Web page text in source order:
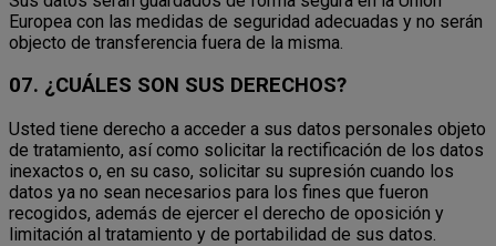
Europea con las medidas de seguridad adecuadas y no serán
objecto de transferencia fuera de la misma.
07. ¿CUÁLES SON SUS DERECHOS?
Usted tiene derecho a acceder a sus datos personales objeto
de tratamiento, así como solicitar la rectificación de los datos
inexactos o, en su caso, solicitar su supresión cuando los
datos ya no sean necesarios para los fines que fueron
recogidos, además de ejercer el derecho de oposición y
limitación al tratamiento y de portabilidad de sus datos.